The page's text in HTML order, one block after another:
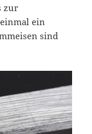
zur
ein
sind